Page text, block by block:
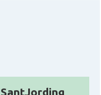
SantJording